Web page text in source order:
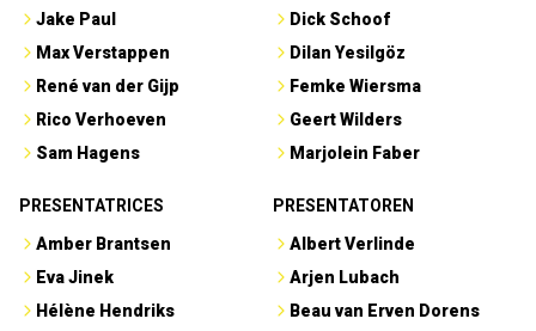
Jake Paul
Max Verstappen
René van der Gijp
Rico Verhoeven
Sam Hagens
Dick Schoof
Dilan Yesilgöz
Femke Wiersma
Geert Wilders
Marjolein Faber
PRESENTATRICES
Amber Brantsen
Eva Jinek
Hélène Hendriks
PRESENTATOREN
Albert Verlinde
Arjen Lubach
Beau van Erven Dorens